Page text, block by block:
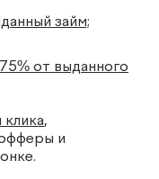
займ;
от выданного
клика,
и